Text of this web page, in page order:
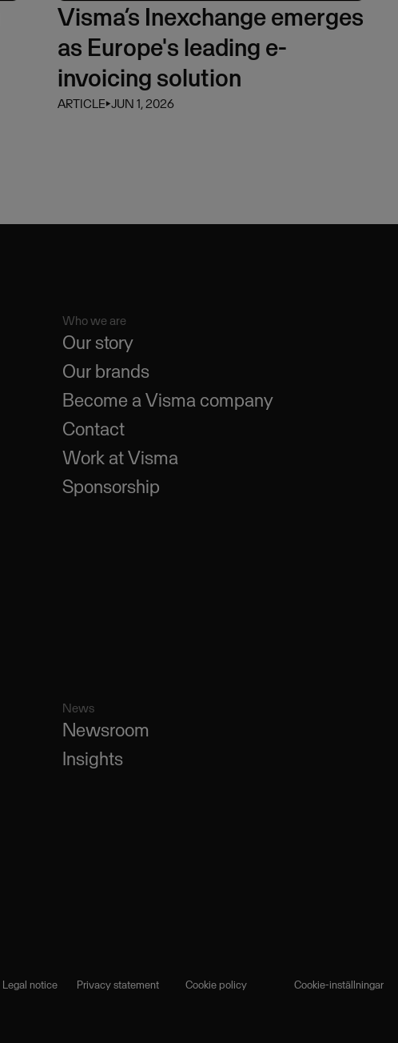
Visma’s Inexchange emerges
as Europe's leading e-
invoicing solution
ARTICLE⏵JUN 1, 2026
Who we are
Our story
Our brands
Become a Visma company
Contact
Work at Visma
Sponsorship
News
Newsroom
Insights
Legal notice Privacy statement Cookie policy Cookie-inställningar